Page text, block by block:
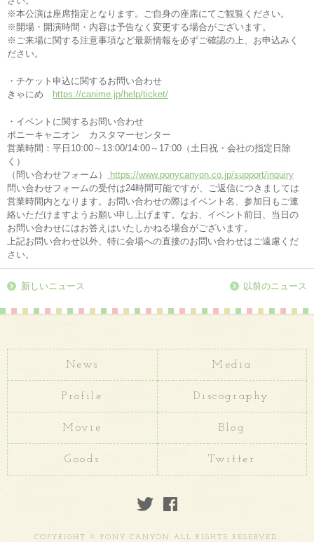
※本公演は座席指定となります。ご自身の座席にてご観覧ください。
※開場・開演時間・内容は予告なく変更する場合がございます。
※ご来場に関する注意事項など最新情報を必ずご確認の上、お申込みく
ださい。
・チケット申込に関するお問い合わせ
きゃにめ
https://canime.jp/help/ticket/
・イベントに関するお問い合わせ
ポニーキャニオン カスタマーセンター
営業時間：平日10:00～13:00/14:00～17:00（土日祝・会社の指定日除
く）
（問い合わせフォーム）
https://www.ponycanyon.co.jp/support/inquiry
問い合わせフォームの受付は24時間可能ですが、ご返信につきましては
営業時間内となります。お問い合わせの際はイベント名、参加日もご連
絡いただけますようお願い申し上げます。なお、イベント前日、当日の
お問い合わせにはお答えはいたしかねる場合がございます。
上記お問い合わせ以外、特に会場への直接のお問い合わせはご遠慮くだ
さい。
以前のニュース
新しいニュース
News Media
Profile Discography
Movie Blog
Goods Twitter
COPYRIGHT © PONY CANYON ALL RIGHTS RESERVED.